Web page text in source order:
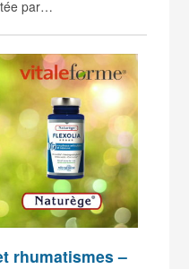
par…
rhumatismes –